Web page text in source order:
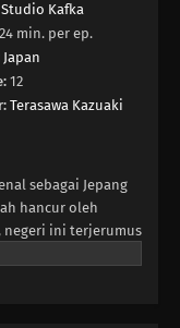
Studio Kafka
24 min. per ep.
Japan
12
Terasawa Kazuaki
sebagai Jepang
hancur oleh
negeri ini terjerumus
wilayah